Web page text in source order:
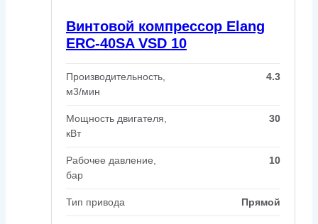
Винтовой компрессор Elang
ERC-40SA VSD 10
Производительность,
м3/мин
4.3
Мощность двигателя,
кВт
30
Рабочее давление,
бар
10
Тип привода Прямой